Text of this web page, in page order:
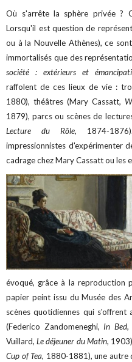
Où s'arrête la sphère privée ?
Lorsqu'il est question de
ou à la Nouvelle Athènes), ce
immortalisés que des
société : extérieurs et
raffolent de ces lieux de vie :
1880), théâtres (Mary Cassatt,
1879), parcs ou scènes de
Lecture du Rôle, 1874-
impressionnistes d'expérimenter
cadrage chez Mary Cassatt ou les
évoqué, grâce à la reproduction
papier peint issu du Musée des
scènes quotidiennes qui s'offrent
(Federico Zandomeneghi, In Bed,
Vuillard,Le déjeuner du Matin,
Cup of Tea, 1880-1881), une autre